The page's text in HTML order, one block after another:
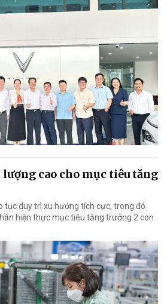
cao cho mục tiêu tăng
tục duy trì xu hướng tích cực, trong đó
hiện thực mục tiêu tăng trưởng 2 con